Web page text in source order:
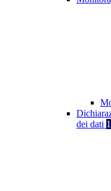
dei dati 1